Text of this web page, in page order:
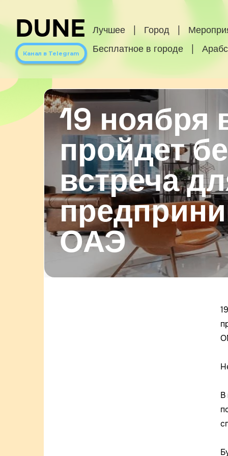
DUNE
Канал в Telegram
Лучшее Город
Бесплатное в городе
19 ноября
пройдет
встреча
ОАЭ
В